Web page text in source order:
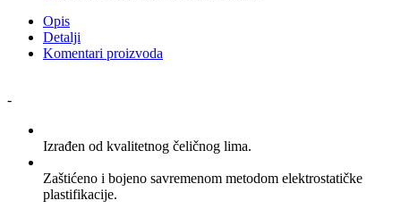
Opis
Detalji
Komentari proizvoda
-
Izrađen od kvalitetnog čeličnog lima.
Zaštićeno i bojeno savremenom metodom elektrostatičke
plastifikacije.